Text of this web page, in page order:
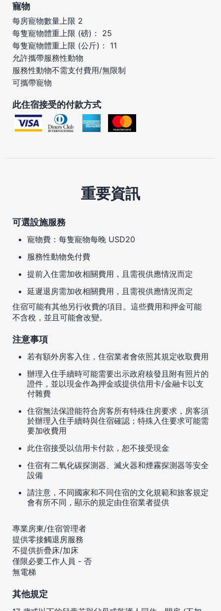
寵物
每房寵物數量上限 2
每隻寵物體重上限 (磅)： 25
每隻寵物體重上限 (公斤)： 11
允許攜帶服務性動物
服務性動物不需支付費用/無限制
可攜帶寵物
此住宿接受的付款方式
重要資訊
可選設施服務
寵物費：每隻寵物每晚 USD20
服務性動物免付費
提前入住需加收相關費用，且需視供應情況而定
延遲退房需加收相關費用，且需視供應情況而定
住宿可能有其他另行收費的項目。這些費用和押金可能
不含稅，並且可能會改變。
注意事項
若有額外房客入住，住宿業者會依照其規定收取費用
辦理入住手續時可能需要出示政府核發且附有照片的
證件，並以現金作為押金或提供信用卡/金融卡以支
付雜費
住宿無法保證能符合房客所有特殊住房要求，房客須
於辦理入住手續時與住宿確認；特殊入住要求可能需
要加收費用
此住宿接受以信用卡付款，恕不接受現金
住宿有二氧化碳探測器、滅火器和煙霧探測器等安全
設備
請注意，不同國家和不同住宿的文化規範和旅客規定
會有所不同，顯示的規定由住宿業者提供
專業房東/住宿管理者
提供零接觸退房服務
不提供折疊床/加床
僅限必要工作人員 - 否
無電梯
其他規定